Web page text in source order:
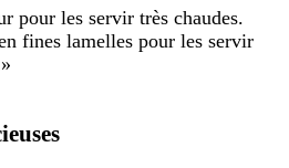
pour les servir très chaudes.
fines lamelles pour les servir
»